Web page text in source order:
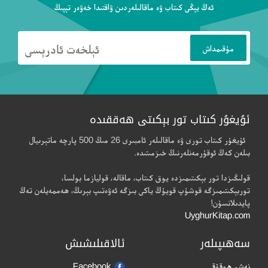
ئەڭ يېڭى كىتاب ۋە ماقالىلەردىن ۋاقتىدا خەۋەر تېپىڭ
ئۇيغۇر كىتاب تور بېكىتى ھەققىدە
ئۇيغۇر كىتاب تورى ۋە ماقالىلەر ئامبىرى 26 مىڭ 500 پارچە ماتېرىيال
بىلەن كەڭ ئوقۇرمەنلەرنىڭ خىزمىتىدە.
قولىڭىزدا تور بېكىتىمىزدە يوق كىتاب، ماقالە، قوليازما بولسا،
توربېكىتىمىزگە قوشۇپ قويۇڭ ياكى بىزگە ئەۋەتىپ بېرىڭ، ھەممەيلەن تەڭ
پايدىلانسۇن!
UyghurKitap.com
سەھىپىلەر
نەشر ھوقۇقى
ئالاقىلىشىش
Facebook